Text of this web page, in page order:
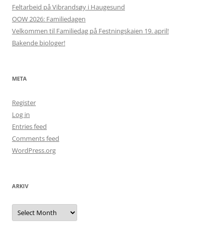
Feltarbeid på Vibrandsøy i Haugesund
OOW 2026: Familiedagen
Velkommen til Familiedag på Festningskaien 19. april!
Bakende biologer!
META
Register
Log in
Entries feed
Comments feed
WordPress.org
ARKIV
Arkiv